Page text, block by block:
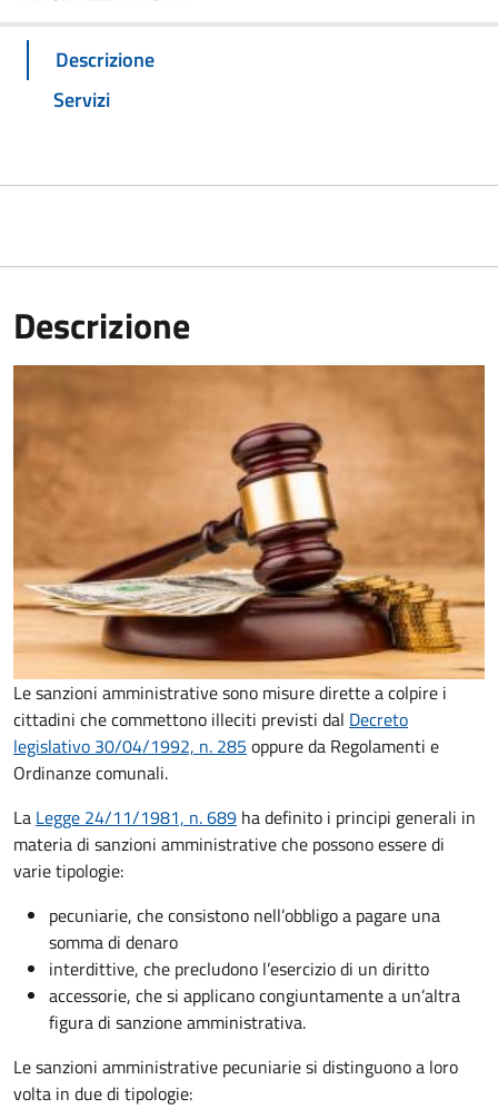
Descrizione
Servizi
Descrizione
Le sanzioni amministrative sono misure dirette a colpire i
cittadini che commettono illeciti previsti dal Decreto
legislativo 30/04/1992, n. 285 oppure da Regolamenti e
Ordinanze comunali.
La Legge 24/11/1981, n. 689 ha definito i principi generali in
materia di sanzioni amministrative che possono essere di
varie tipologie:
pecuniarie, che consistono nell’obbligo a pagare una
somma di denaro
interdittive, che precludono l’eserciziodi un diritto
accessorie, che si applicano congiuntamente a un’altra
figura di sanzione amministrativa.
Le sanzioni amministrative pecuniarie si distinguono a loro
volta in due di tipologie: